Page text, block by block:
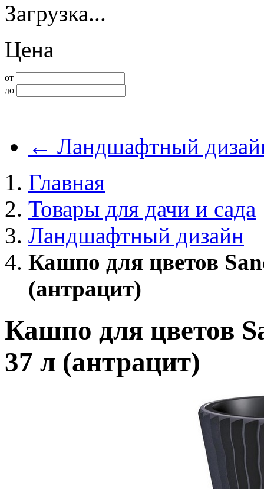
Загрузка...
Цена
от
до
← Ландшафтный
Главная
Товары для дачи и сада
Ландшафтный дизайн
Кашпо для цветов
(антрацит)
Кашпо для цветов
37 л (антрацит)